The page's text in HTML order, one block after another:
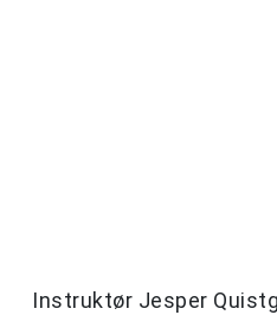
Instruktør Jesper